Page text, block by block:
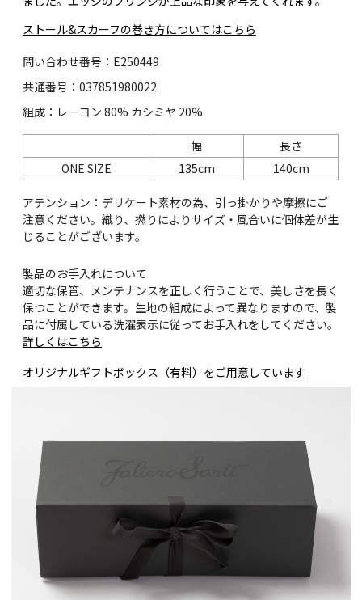
ストール&スカーフの巻き方についてはこちら
問い合わせ番号：E250449
共通番号：037851980022
組成：レーヨン 80% カシミヤ 20%
幅
長さ
ONE SIZE
135cm 140cm
アテンション：デリケート素材の為、引っ掛かりや摩擦にご
注意ください。織り、撚りによりサイズ・風合いに個体差が生
じることがございます。
製品のお手入れについて
適切な保管、メンテナンスを正しく行うことで、美しさを長く
保つことができます。生地の組成によって異なりますので、製
品に付属している洗濯表示に従ってお手入れをしてください。
詳しくはこちら
オリジナルギフトボックス（有料）をご用意しています